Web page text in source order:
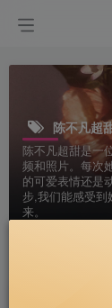
陈不凡超
陈不凡超甜是一
频和照片。每次
的可爱表情还是
步,我们能感受
来。